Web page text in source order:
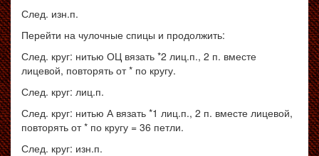
След. изн.п.
Перейти на чулочные спицы и продолжить:
След. круг: нитью ОЦ вязать *2 лиц.п., 2 п. вместе
лицевой, повторять от * по кругу.
След. круг: лиц.п.
След. круг: нитью А вязать *1 лиц.п., 2 п. вместе лицевой,
повторять от * по кругу = 36 петли.
След. круг: изн.п.